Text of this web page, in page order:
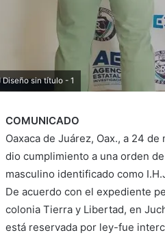
Diseño sin título - 1
COMUNICADO
Oaxaca de Juárez, Oax., a 24
dio cumplimiento a una orden
masculino identificado como
De acuerdo con el expediente
colonia Tierra y Libertad, en
está reservada por ley-fue